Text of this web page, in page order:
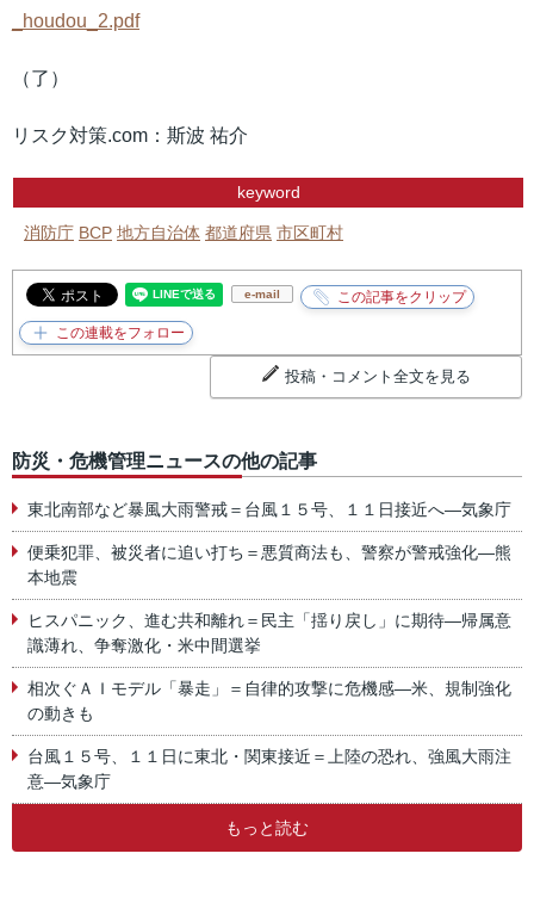
_houdou_2.pdf
（了）
リスク対策.com：斯波 祐介
keyword
消防庁 BCP 地方自治体 都道府県 市区町村
e-mail
投稿・コメント全文を見る
防災・危機管理ニュースの他の記事
東北南部など暴風大雨警戒＝台風１５号、１１日接近へ―気象庁
便乗犯罪、被災者に追い打ち＝悪質商法も、警察が警戒強化―熊
本地震
ヒスパニック、進む共和離れ＝民主「揺り戻し」に期待―帰属意
識薄れ、争奪激化・米中間選挙
相次ぐＡＩモデル「暴走」＝自律的攻撃に危機感―米、規制強化
の動きも
台風１５号、１１日に東北・関東接近＝上陸の恐れ、強風大雨注
意―気象庁
もっと読む